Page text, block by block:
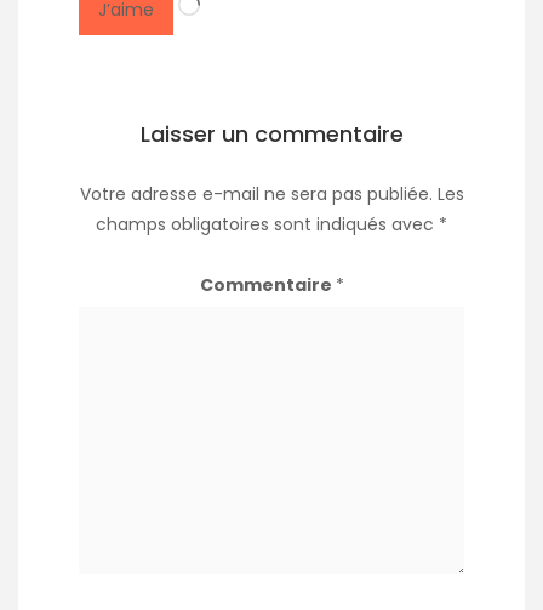
J’aime
Laisser un commentaire
Votre adresse e-mail ne sera pas publiée. Les
champs obligatoires sont indiqués avec *
Commentaire *